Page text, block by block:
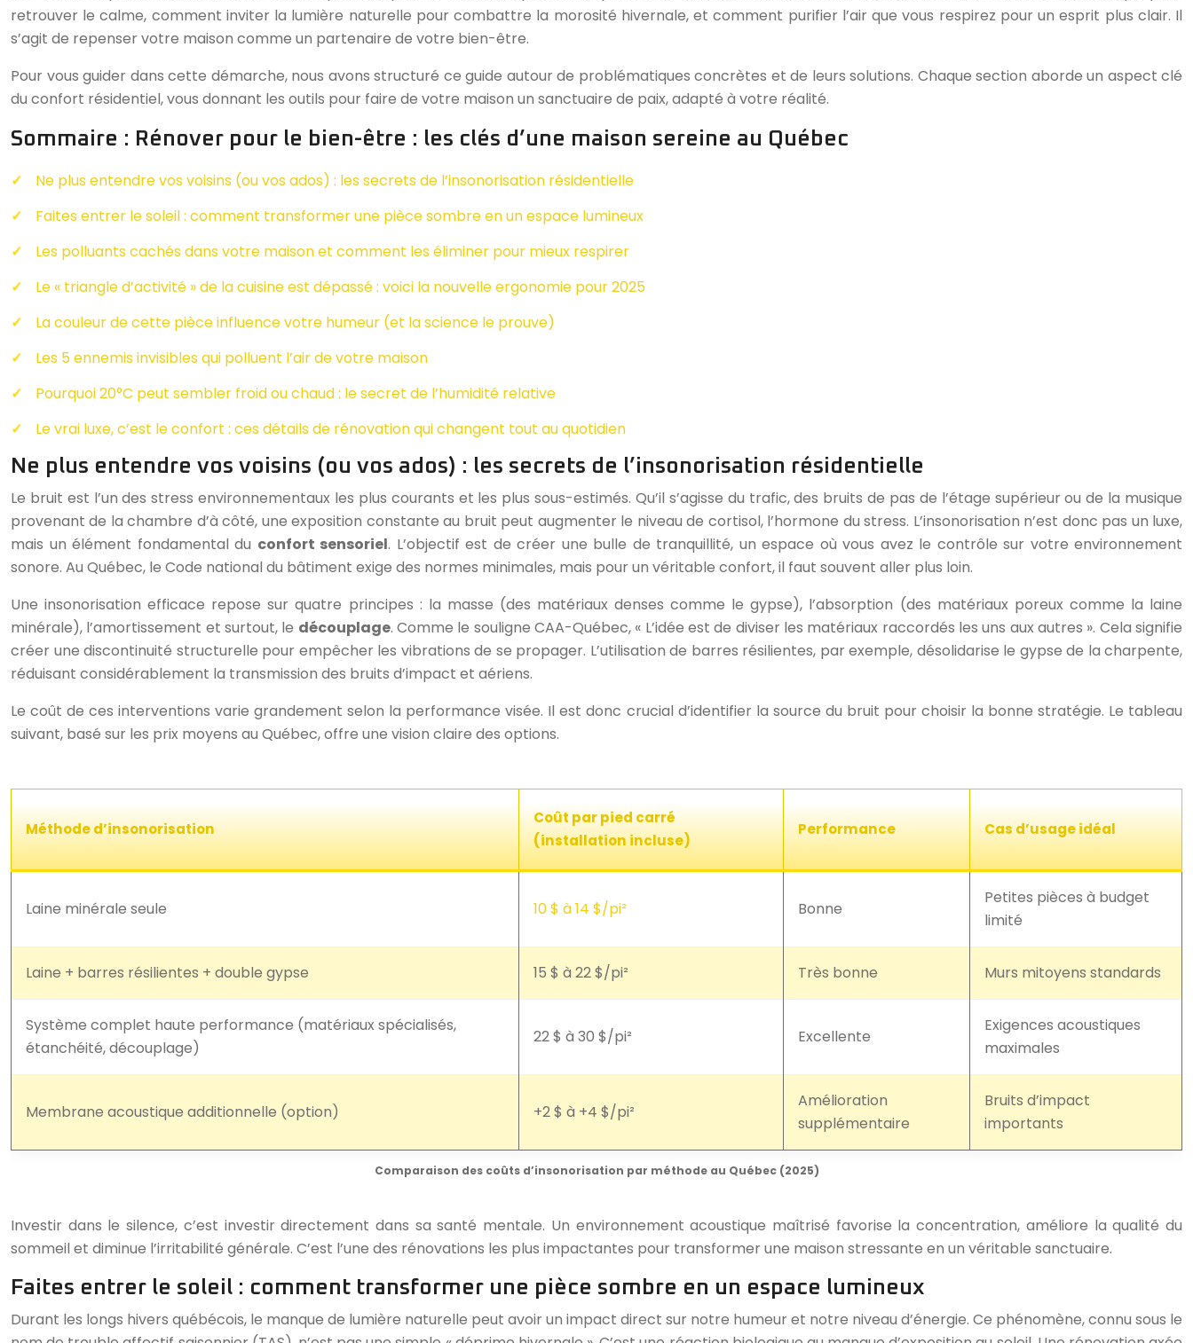
retrouver le calme, comment inviter la lumière naturelle pour combattre la morosité hivernale, et comment purifier l’air que vous respirez pour un esprit plus clair. Il
s’agit de repenser votre maison comme un partenaire de votre bien-être.
Pour vous guider dans cette démarche, nous avons structuré ce guide autour de problématiques concrètes et de leurs solutions. Chaque section aborde un aspect clé
du confort résidentiel, vous donnant les outils pour faire de votre maison un sanctuaire de paix, adapté à votre réalité.
Sommaire : Rénover pour le bien-être : les clés d’une maison sereine au Québec
Ne plus entendre vos voisins (ou vos ados) : les secrets de l’insonorisation résidentielle
Faites entrer le soleil : comment transformer une pièce sombre en un espace lumineux
Les polluants cachés dans votre maison et comment les éliminer pour mieux respirer
Le « triangle d’activité » de la cuisine est dépassé : voici la nouvelle ergonomie pour 2025
La couleur de cette pièce influence votre humeur (et la science le prouve)
Les 5 ennemis invisibles qui polluent l’air de votre maison
Pourquoi 20°C peut sembler froid ou chaud : le secret de l’humidité relative
Le vrai luxe, c’est le confort : ces détails de rénovation qui changent tout au quotidien
Ne plus entendre vos voisins (ou vos ados) : les secrets de l’insonorisation résidentielle
Le bruit est l’un des stress environnementaux les plus courants et les plus sous-estimés. Qu’il s’agisse du trafic, des bruits de pas de l’étage supérieur ou de la musique
provenant de la chambre d’à côté, une exposition constante au bruit peut augmenter le niveau de cortisol, l’hormone du stress. L’insonorisation n’est donc pas un luxe,
mais un élément fondamental du confort sensoriel. L’objectif est de créer une bulle de tranquillité, un espace où vous avez le contrôle sur votre environnement
sonore. Au Québec, le Code national du bâtiment exige des normes minimales, mais pour un véritable confort, il faut souvent aller plus loin.
Une insonorisation efficace repose sur quatre principes : la masse (des matériaux denses comme le gypse), l’absorption (des matériaux poreux comme la laine
minérale), l’amortissement et surtout, le découplage. Comme le souligne CAA-Québec, « L’idée est de diviser les matériaux raccordés les uns aux autres ». Cela signifie
créer une discontinuité structurelle pour empêcher les vibrations de se propager. L’utilisation de barres résilientes, par exemple, désolidarise le gypse de la charpente,
réduisant considérablement la transmission des bruits d’impact et aériens.
Le coût de ces interventions varie grandement selon la performance visée. Il est donc crucial d’identifier la source du bruit pour choisir la bonne stratégie. Le tableau
suivant, basé sur les prix moyens au Québec, offre une vision claire des options.
Comparaison des coûts d’insonorisation par méthode au Québec (2025)
Méthode d’insonorisation
Coût par pied carré
(installation incluse)
Performance Cas d’usage idéal
Laine minérale seule 10 $ à 14 $/pi² Bonne
Petites pièces à budget
limité
Laine + barres résilientes + double gypse 15 $ à 22 $/pi² Très bonne Murs mitoyens standards
Système complet haute performance (matériaux spécialisés,
étanchéité, découplage)
22 $ à 30 $/pi² Excellente
Exigences acoustiques
maximales
Membrane acoustique additionnelle (option) +2 $ à +4 $/pi²
Amélioration
supplémentaire
Bruits d’impact
importants
Investir dans le silence, c’est investir directement dans sa santé mentale. Un environnement acoustique maîtrisé favorise la concentration, améliore la qualité du
sommeil et diminue l’irritabilité générale. C’est l’une des rénovations les plus impactantes pour transformer une maison stressante en un véritable sanctuaire.
Faites entrer le soleil : comment transformer une pièce sombre en un espace lumineux
Durant les longs hivers québécois, le manque de lumière naturelle peut avoir un impact direct sur notre humeur et notre niveau d’énergie. Ce phénomène, connu sous le